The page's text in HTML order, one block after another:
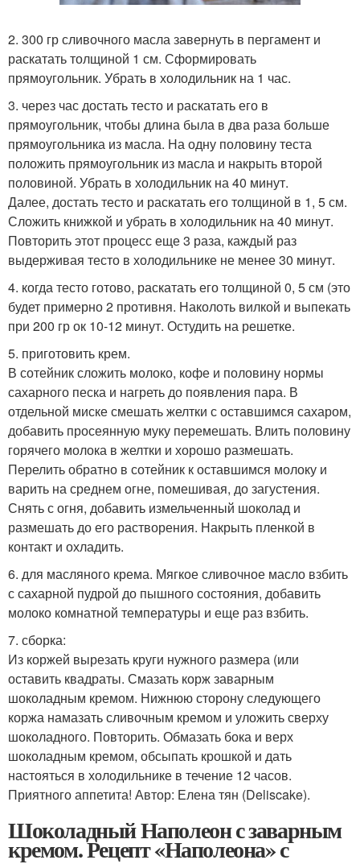
2. 300 гр сливочного масла завернуть в пергамент и
раскатать толщиной 1 см. Сформировать
прямоугольник. Убрать в холодильник на 1 час.
3. через час достать тесто и раскатать его в
прямоугольник, чтобы длина была в два раза больше
прямоугольника из масла. На одну половину теста
положить прямоугольник из масла и накрыть второй
половиной. Убрать в холодильник на 40 минут.
Далее, достать тесто и раскатать его толщиной в 1, 5 см.
Сложить книжкой и убрать в холодильник на 40 минут.
Повторить этот процесс еще 3 раза, каждый раз
выдерживая тесто в холодильнике не менее 30 минут.
4. когда тесто готово, раскатать его толщиной 0, 5 см (это
будет примерно 2 противня. Наколоть вилкой и выпекать
при 200 гр ок 10-12 минут. Остудить на решетке.
5. приготовить крем.
В сотейник сложить молоко, кофе и половину нормы
сахарного песка и нагреть до появления пара. В
отдельной миске смешать желтки с оставшимся сахаром,
добавить просеянную муку перемешать. Влить половину
горячего молока в желтки и хорошо размешать.
Перелить обратно в сотейник к оставшимся молоку и
варить на среднем огне, помешивая, до загустения.
Снять с огня, добавить измельченный шоколад и
размешать до его растворения. Накрыть пленкой в
контакт и охладить.
6. для масляного крема. Мягкое сливочное масло взбить
с сахарной пудрой до пышного состояния, добавить
молоко комнатной температуры и еще раз взбить.
7. сборка:
Из коржей вырезать круги нужного размера (или
оставить квадраты. Смазать корж заварным
шоколадным кремом. Нижнюю сторону следующего
коржа намазать сливочным кремом и уложить сверху
шоколадного. Повторить. Обмазать бока и верх
шоколадным кремом, обсыпать крошкой и дать
настояться в холодильнике в течение 12 часов.
Приятного аппетита! Автор: Елена тян (Deliscake).
Шоколадный Наполеон с заварным
кремом. Рецепт «Наполеона» с